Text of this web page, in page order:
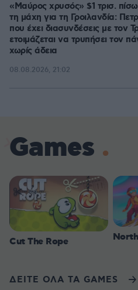
«Μαύρος χρυσός» $1 τρισ.
τη μάχη για τη Γροιλανδία:
που έχει διασυνδέσεις με τον
ετοιμάζεται να τρυπήσει τον
χωρίς άδεια
08.08.2026, 21:02
Games
Cut The Rope
ΔΕΙΤΕ ΟΛΑ ΤΑ GAMES